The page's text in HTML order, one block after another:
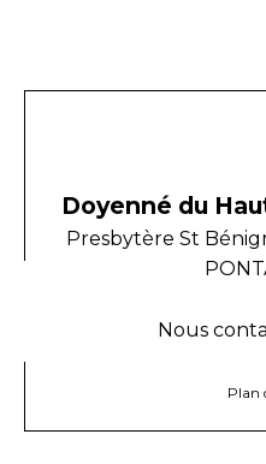
Doyenné du
Presbytère St
Nous
Plan